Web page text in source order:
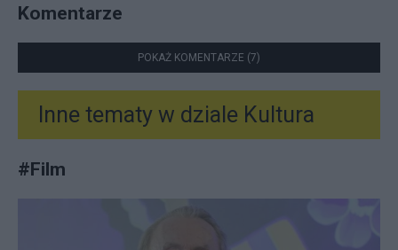
Komentarze
POKAŻ KOMENTARZE (7)
Inne tematy w dziale Kultura
#Film